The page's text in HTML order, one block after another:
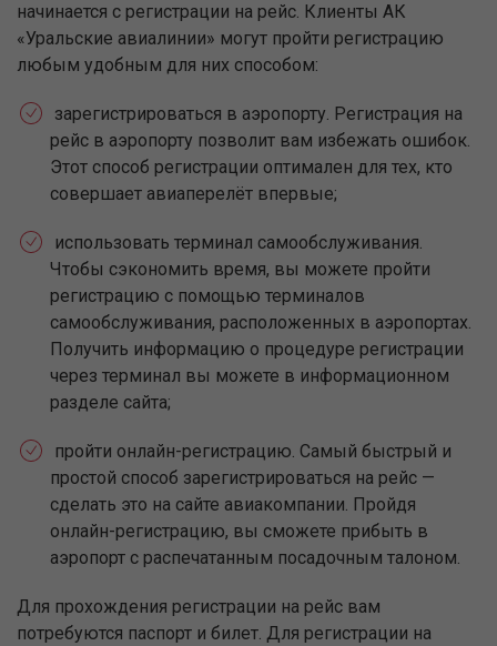
начинается с регистрации на рейс. Клиенты АК
«Уральские авиалинии» могут пройти регистрацию
любым удобным для них способом:
зарегистрироваться в аэропорту. Регистрация на
рейс в аэропорту позволит вам избежать ошибок.
Этот способ регистрации оптимален для тех, кто
совершает авиаперелёт впервые;
использовать терминал самообслуживания.
Чтобы сэкономить время, вы можете пройти
регистрацию с помощью терминалов
самообслуживания, расположенных в аэропортах.
Получить информацию о процедуре регистрации
через терминал вы можете в информационном
разделе сайта;
пройти онлайн-регистрацию. Самый быстрый и
простой способ зарегистрироваться на рейс —
сделать это на сайте авиакомпании. Пройдя
онлайн-регистрацию, вы сможете прибыть в
аэропорт с распечатанным посадочным талоном.
Для прохождения регистрации на рейс вам
потребуются паспорт и билет. Для регистрации на